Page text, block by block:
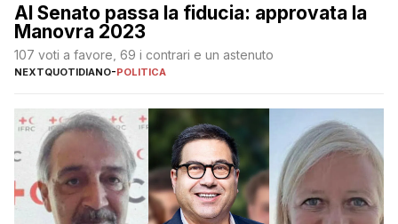
Al Senato passa la fiducia: approvata la
Manovra 2023
107 voti a favore, 69 i contrari e un astenuto
NEXTQUOTIDIANO-POLITICA